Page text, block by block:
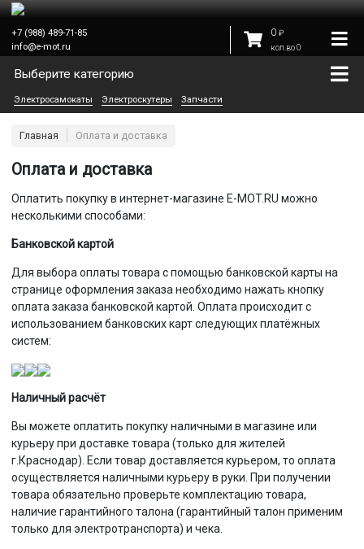
+7 (988) 489-71-85
info@e-mot.ru
0 ₽
кол.во 0
Выберите категорию
Электросамокаты Электроскутеры Запчасти
Главная Оплата и доставка
Оплата и доставка
Оплатить покупку в интернет-магазине E-MOT.RU можно
несколькими способами:
Банковской картой
Для выбора оплаты товара с помощью банковской карты на
странице оформления заказа необходимо нажать кнопку
оплата заказа банковской картой. Оплата происходит с
использованием банковских карт следующих платёжных
систем:
Наличный расчёт
Вы можете оплатить покупку наличными в магазине или
курьеру при доставке товара (только для жителей
г.Краснодар). Если товар доставляется курьером, то оплата
осуществляется наличными курьеру в руки. При получении
товара обязательно проверьте комплектацию товара,
наличие гарантийного талона (гарантийный талон применим
только для электротранспорта) и чека.